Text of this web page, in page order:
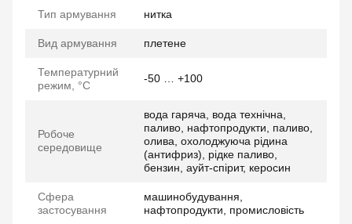
Тип армування нитка
Вид армування плетене
Температурний
режим, °C
-50 … +100
Робоче
середовище
вода гаряча, вода технічна,
паливо, нафтопродукти, паливо,
олива, охолоджуюча рідина
(антифриз), рідке паливо,
бензин, ауйт-спірит, керосин
Сфера
застосування
машинобудування,
нафтопродукти, промисловість